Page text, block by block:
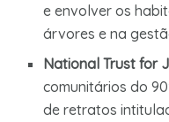
e envolver os
árvores e na
National Trust for
comunitários do
de retratos